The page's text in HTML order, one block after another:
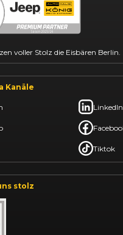
voller Stolz die Eisbären Berlin.
Kanäle
LinkedIn
Tiktok
stolz